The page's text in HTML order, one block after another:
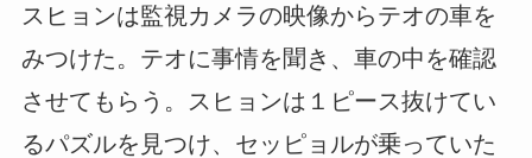
スヒョンは監視カメラの映像からテオの車を
みつけた。テオに事情を聞き、車の中を確認
させてもらう。スヒョンは１ピース抜けてい
るパズルを見つけ、セッピョルが乗っていた